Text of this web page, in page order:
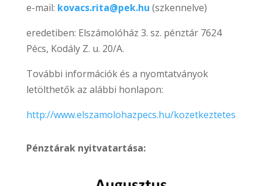
e-mail: kovacs.rita@pek.hu (szkennelve)
eredetiben: Elszámolóház 3. sz. pénztár 7624
Pécs, Kodály Z. u. 20/A.
További információk és a nyomtatványok
letölthetők az alábbi honlapon:
http://www.elszamolohazpecs.hu/kozetkeztetes
Pénztárak nyitvatartása: